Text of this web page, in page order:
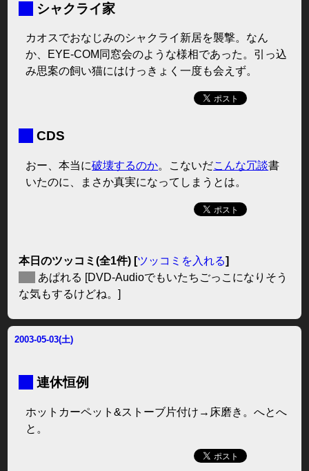
シャクライ家
カオスでおなじみのシャクライ新居を襲撃。なん
か、EYE-COM同窓会のような様相であった。引っ込
み思案の飼い猫にはけっきょく一度も会えず。
CDS
おー、本当に破壊するのか。こないだこんな冗談書
いたのに、まさか真実になってしまうとは。
本日のツッコミ(全1件) [ツッコミを入れる]
あぱれる [DVD-Audioでもいたちごっこになりそう
な気もするけどね。]
2003-05-03(土)
連休恒例
ホットカーペット&ストーブ片付け→床磨き。へとへ
と。